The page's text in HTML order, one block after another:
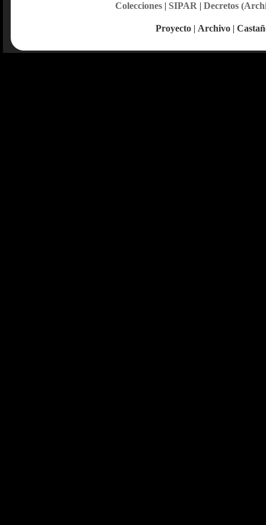
Colecciones| SIPAR | Decretos
Proyecto | Archivo |